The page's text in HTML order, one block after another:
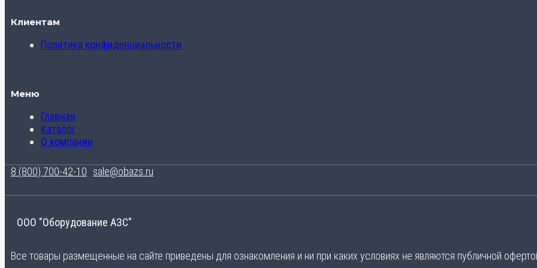
Клиентам
Политика конфиденциальности
Меню
Главная
Каталог
О компании
8 (800) 700-42-10 sale@obazs.ru
ООО "Оборудование АЗС"
Все товары размещенные на сайте приведены для ознакомления и ни при каких условиях не являются публичной